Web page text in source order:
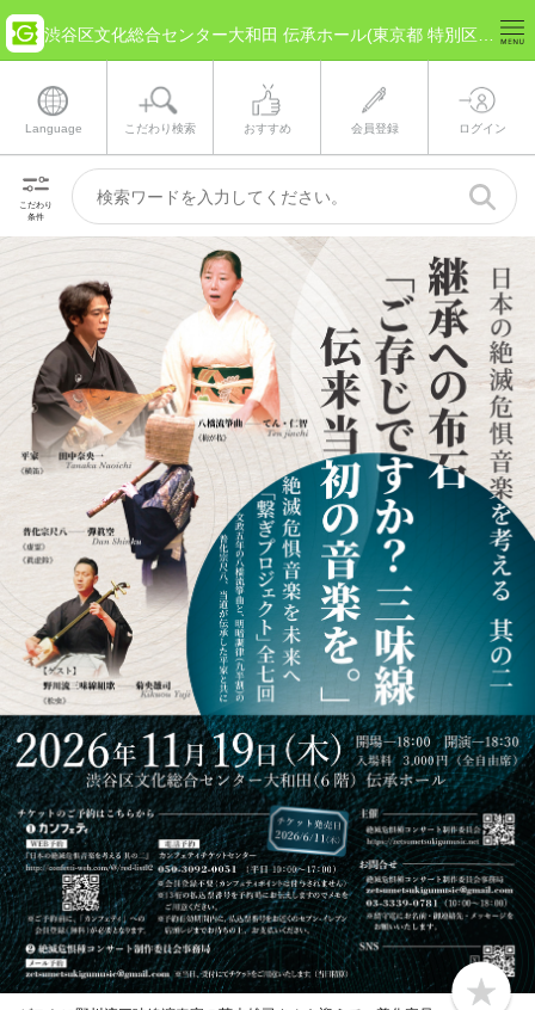
Language こだわり検索 おすすめ 会員登録 ログイン
こだわり
条件
b